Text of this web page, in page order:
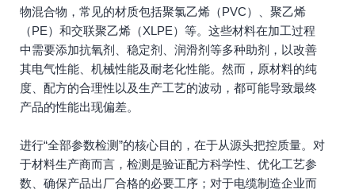
物混合物，常见的材质包括聚氯乙烯（PVC）、聚乙烯
（PE）和交联聚乙烯（XLPE）等。这些材料在加工过程
中需要添加抗氧剂、稳定剂、润滑剂等多种助剂，以改善
其电气性能、机械性能及耐老化性能。然而，原材料的纯
度、配方的合理性以及生产工艺的波动，都可能导致最终
产品的性能出现偏差。
进行“全部参数检测”的核心目的，在于从源头把控质量。对
于材料生产商而言，检测是验证配方科学性、优化工艺参
数、确保产品出厂合格的必要工序；对于电缆制造企业而